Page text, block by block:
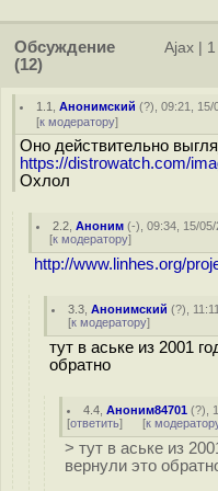
Обсуждение
(12)
Ajax
1.1 ,Анонимский (?), 09:21, 15/
[к модератору]
Оно действительно
https://distrowatch.com/
Охлол
2.2 ,Аноним (-), 09:34, 15/
[к модератору]
http://www.linhes.org/
3.3 ,Анонимский (?),
[к модератору]
тут в аське из 2001
обратно
4.4 ,Аноним84701 (?),
[ответить] [к
> тут в аське из
вернули это